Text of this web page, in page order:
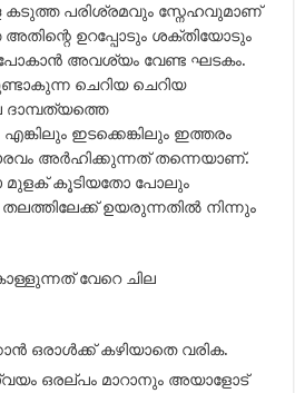
കടുത്ത പരിശ്രമവും സ്നേഹവുമാണ്
ഉറപ്പോടും ശക്തിയോടും
അവശ്യം വേണ്ട ഘടകം.
ചെറിയ ചെറിയ
ഇടക്കെങ്കിലും ഇത്തരം
അര്‍ഹിക്കുന്നത് തന്നെയാണ്.
മുളക് കൂടിയതോ പോലും
ഉയരുന്നതില്‍ നിന്നും
വേറെ ചില
ഒരാള്‍ക്ക്‌ കഴിയാതെ വരിക.
ഒരല്പം മാറാനും അയാളോട്